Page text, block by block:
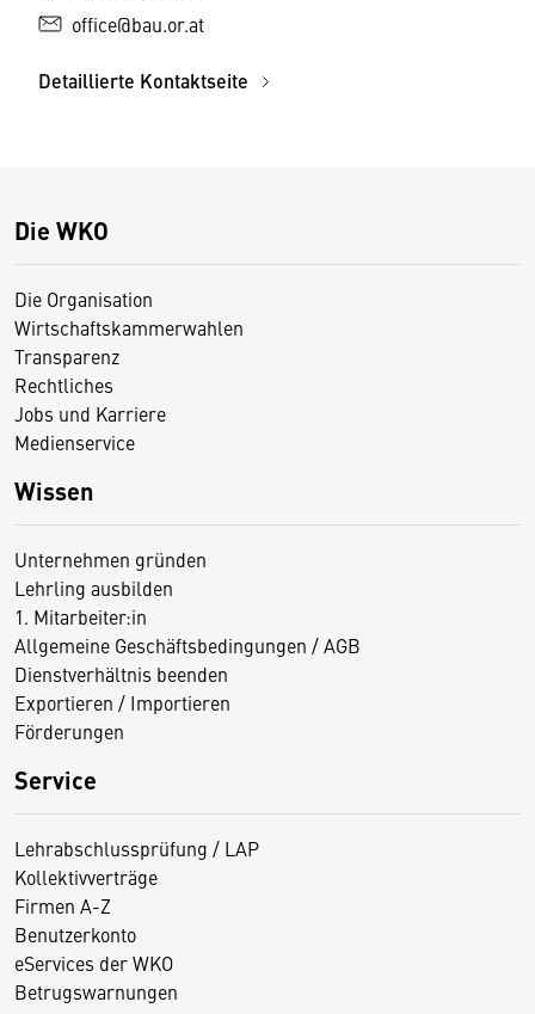
office@bau.or.at
Detaillierte Kontaktseite
Die WKO
Die Organisation
Wirtschaftskammerwahlen
Transparenz
Rechtliches
Jobs und Karriere
Medienservice
Wissen
Unternehmen gründen
Lehrling ausbilden
1. Mitarbeiter:in
Allgemeine Geschäftsbedingungen / AGB
Dienstverhältnis beenden
Exportieren / Importieren
Förderungen
Service
Lehrabschlussprüfung / LAP
Kollektivverträge
Firmen A-Z
Benutzerkonto
eServices der WKO
Betrugswarnungen